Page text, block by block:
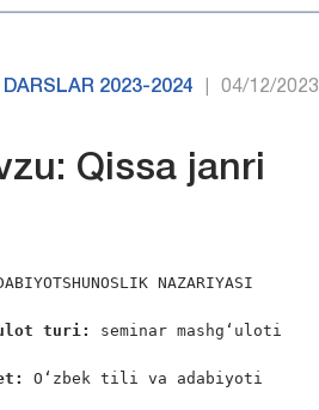
DARSLAR 2023-2024 04/12/2023
Qissa janri
NAZARIYASI
turi: seminar mashg‘uloti
O‘zbek tili va adabiyoti